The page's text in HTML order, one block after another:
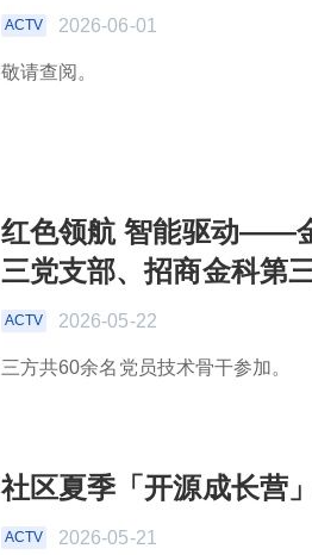
ACTV 2026-06-01
敬请查阅。
红色领航 智能驱动——
三党支部、招商金科第
ACTV 2026-05-22
三方共60余名党员技术骨干参加。
社区夏季「开源成长营
ACTV 2026-05-21